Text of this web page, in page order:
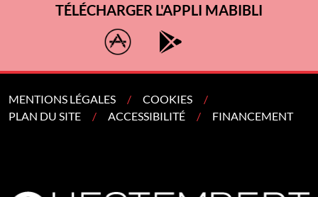
TÉLÉCHARGER L'APPLI MABIBLI
MENTIONS LÉGALES
COOKIES
PLAN DU SITE
ACCESSIBILITÉ FINANCEMENT